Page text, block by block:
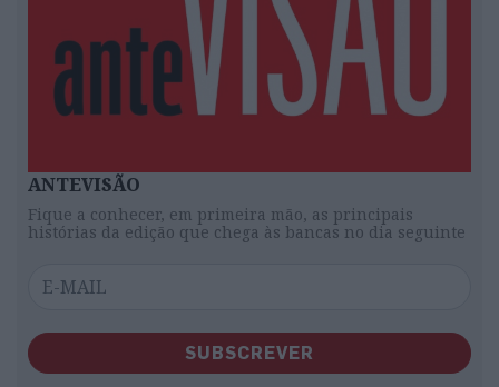
ANTEVISÃO
Fique a conhecer, em primeira mão, as principais
histórias da edição que chega às bancas no dia seguinte
SUBSCREVER